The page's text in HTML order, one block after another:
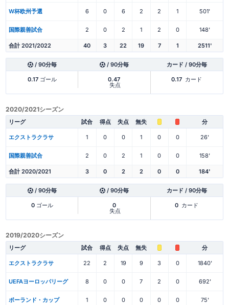
W杯欧州予選 6 0 6 2 2 1 501'
国際親善試合 2 0 2 1 2 0 148'
合計 2021/2022 40 3 22 19 7 1 2511'
/ 90分毎 / 90分毎 カード / 90分毎
0.17ゴール 0.47
失点
0.17 カード
2020/2021シーズン
リーグ 試合 得点 失点 無失 分
エクストラクラサ 1 0 0 1 0 0 26'
国際親善試合 2 0 2 1 0 0 158'
合計 2020/2021 3 0 2 2 0 0 184'
/ 90分毎 / 90分毎 カード / 90分毎
0ゴール 0
失点
0 カード
2019/2020シーズン
リーグ 試合 得点 失点 無失 分
エクストラクラサ 22 2 19 9 3 0 1840'
UEFAヨーロッパリーグ 8 0 0 7 2 0 692'
ポーランド・カップ 1 0 0 0 0 0 75'